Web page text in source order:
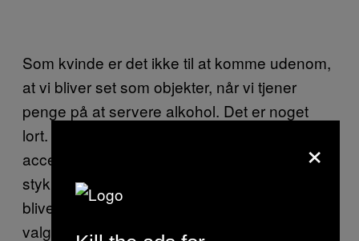
Som kvinde er det ikke til at komme udenom,
at vi bliver set som objekter, når vi tjener
penge på at servere alkohol. Det er noget
lort. Det burde ikke accepteres eller være
acceptabelt at behandle kvinder som et
stykke kød. Men på samme tid kan man ikke
blive alt for sur over det, når man selv har
valgt bar livet. Mange mænd siger dumme
×